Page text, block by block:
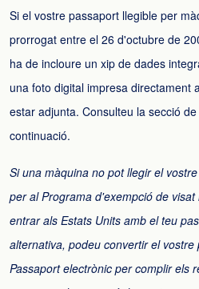
Si el vostre passaport llegible per
prorrogat entre el 26 d'octubre de
ha de incloure un xip de dades
una foto digital impresa directament
estar adjunta. Consulteu la secció
continuació.
Si una màquina no pot llegir el
per al Programa d'exempció de
entrar als Estats Units amb el teu
alternativa, podeu convertir el
Passaport electrònic per complir els